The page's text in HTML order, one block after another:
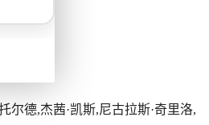
尔德,杰茜·凯斯,尼古拉斯·奇里洛,